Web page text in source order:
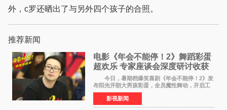
外，c罗还晒出了与另外四个孩子的合照。
推荐新闻
电影《年会不能停！2》舞蹈彩蛋
超欢乐 专家座谈会深度研讨收获
满满
今日，暑期档爆笑喜剧《年会不能停！2》发
布阳光开朗大男孩彩蛋，全员魔性舞动，开启工
位狂欢模式。影片于昨日同步举办专家座谈会，
导演董润年、总制片人应萝佳出席现场，与一众
业内、学界专家
影视新闻